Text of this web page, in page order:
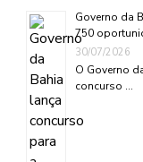
Governo da
750
30/07/2026
O Governo
concurso …